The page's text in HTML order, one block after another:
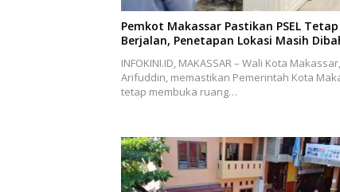
Pemkot Makassar Pastikan PSEL Tetap
Berjalan, Penetapan Lokasi Masih
INFOKINI.ID, MAKASSAR – Wali Kota
Arifuddin, memastikan Pemerintah Kota
tetap membuka ruang…